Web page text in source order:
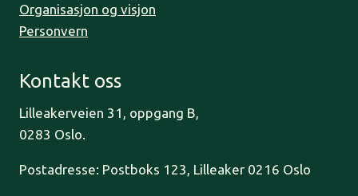
Organisasjon og visjon
Personvern
Kontakt oss
Lilleakerveien 31, oppgang B,
0283 Oslo.
Postadresse: Postboks 123, Lilleaker 0216 Oslo